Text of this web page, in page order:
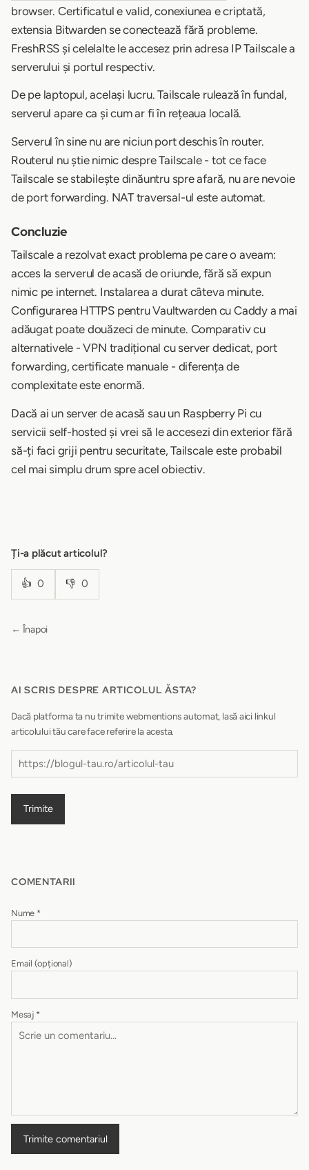
browser. Certificatul e valid, conexiunea e criptată,
extensia Bitwarden se conectează fără probleme.
FreshRSS și celelalte le accesez prin adresa IP Tailscale a
serverului și portul respectiv.
De pe laptopul, același lucru. Tailscale rulează în fundal,
serverul apare ca și cum ar fi în rețeaua locală.
Serverul în sine nu are niciun port deschis în router.
Routerul nu știe nimic despre Tailscale - tot ce face
Tailscale se stabilește dinăuntru spre afară, nu are nevoie
de port forwarding. NAT traversal-ul este automat.
Concluzie
Tailscale a rezolvat exact problema pe care o aveam:
acces la serverul de acasă de oriunde, fără să expun
nimic pe internet. Instalarea a durat câteva minute.
Configurarea HTTPS pentru Vaultwarden cu Caddy a mai
adăugat poate douăzeci de minute. Comparativ cu
alternativele - VPN tradițional cu server dedicat, port
forwarding, certificate manuale - diferența de
complexitate este enormă.
Dacă ai un server de acasă sau un Raspberry Pi cu
servicii self-hosted și vrei să le accesezi din exterior fără
să-ți faci griji pentru securitate, Tailscale este probabil
cel mai simplu drum spre acel obiectiv.
Ți-a plăcut articolul?
👍 0 👎 0
← Înapoi
AI SCRIS DESPRE ARTICOLUL ĂSTA?
Dacă platforma ta nu trimite webmentions automat, lasă aici linkul
articolului tău care face referire la acesta.
Trimite
COMENTARII
Nume *
Email (opțional)
Mesaj *
Trimite comentariul